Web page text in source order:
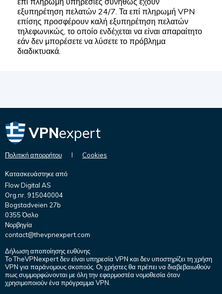
εξυπηρέτηση πελατών 24/7. Τα επί πληρωμή VPN
επίσης προσφέρουν καλή εξυπηρέτηση πελατών
τηλεφωνικώς, το οποίο ενδέχεται να είναι απαραίτητο
εάν δεν μπορέσετε να λύσετε το πρόβλημα
διαδικτυακά.
VPNexpert
Πολιτική απορρήτου Cookies
Κατασκευάστηκε από
Flow Digital AS
Org.nr. 915040004
Bogstadveien 27b
0355 Όσλο
Νορβηγία
contact@thevpnexpert.com
Δήλωση αποποίησης ευθύνης
Το TheVPNexpert δεν είναι υπηρεσία VPN και δεν υποστηρίζει τη χρήση
VPN για παράνομους σκοπούς. Οι χρήστες θα πρέπει να διαβεβαιωθούν
πως συμμορφώνονται με όλη την εφαρμοστέα νομοθεσία όταν
χρησιμοποιούν ένα πρόγραμμα VPN.